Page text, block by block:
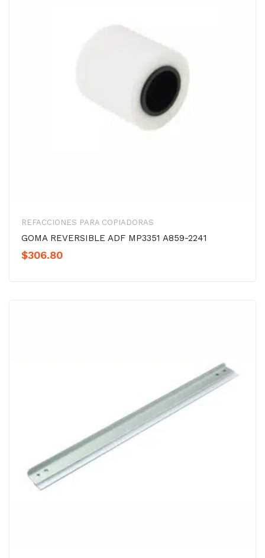
REFACCIONES PARA COPIADORAS
GOMA REVERSIBLE ADF MP3351 A859-2241
$306.80